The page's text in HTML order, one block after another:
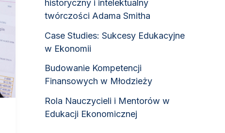
historyczny i intelektualny
twórczości Adama Smitha
Case Studies: Sukcesy Edukacyjne
w Ekonomii
Budowanie Kompetencji
Finansowych w Młodzieży
Rola Nauczycieli i Mentorów w
Edukacji Ekonomicznej